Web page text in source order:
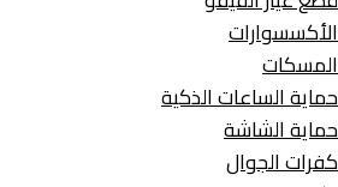
الأكسسوارات
المسكات
حماية الساعات الذكية
حماية الشاشة
كفرات الجوال